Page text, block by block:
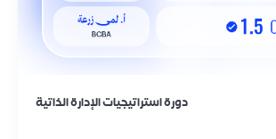
دورة استراتيجيات الإدارة الذاتية